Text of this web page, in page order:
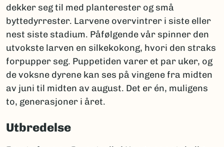
dekker seg til med planterester og små
byttedyrrester. Larvene overvintrer i siste eller
nest siste stadium. Påfølgende vår spinner den
utvokste larven en silkekokong, hvori den straks
forpupper seg. Puppetiden varer et par uker, og
de voksne dyrene kan ses på vingene fra midten
av juni til midten av august. Det er én, muligens
to, generasjoner i året.
Utbredelse